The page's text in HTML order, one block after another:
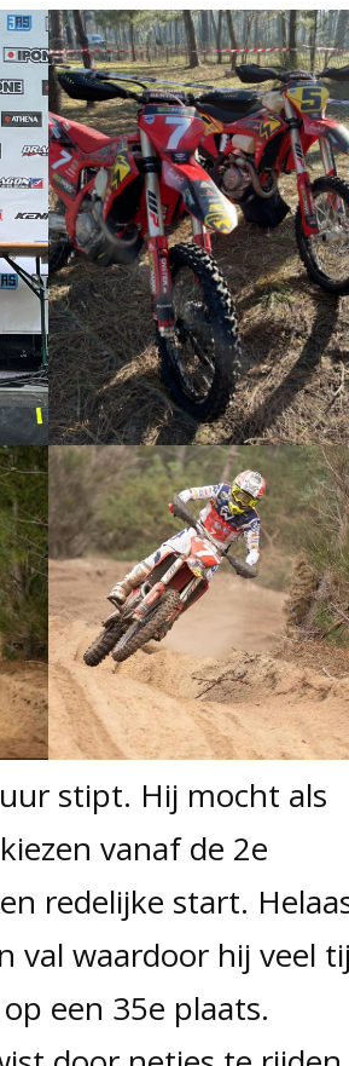
stipt. Hij mocht als
vanaf de 2e
redelijke start.
val waardoor hij veel
een 35e plaats.